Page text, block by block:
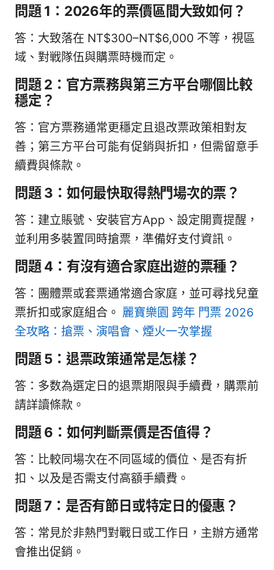
問題 1：2026年的票價區間大致如何？
答：大致落在 NT$300–NT$6,000 不等，視區
域、對戦隊伍與購票時機而定。
問題 2：官方票務與第三方平台哪個比較
穩定？
答：官方票務通常更穩定且退改票政策相對友
善；第三方平台可能有促銷與折扣，但需留意手
續費與條款。
問題 3：如何最快取得熱門場次的票？
答：建立賬號、安裝官方App、設定開賣提醒，
並利用多裝置同時搶票，準備好支付資訊。
問題 4：有沒有適合家庭出遊的票種？
答：團體票或套票通常適合家庭，並可尋找兒童
票折扣或家庭組合。 麗寶樂園 跨年 門票 2026
全攻略：搶票、演唱會、煙火一次掌握
問題 5：退票政策通常是怎樣？
答：多数為選定日的退票期限與手續費，購票前
請詳讀條款。
問題 6：如何判斷票價是否值得？
答：比較同場次在不同區域的價位、是否有折
扣、以及是否需支付高額手續費。
問題 7：是否有節日或特定日的優惠？
答：常見於非熱門對戰日或工作日，主辦方通常
會推出促銷。